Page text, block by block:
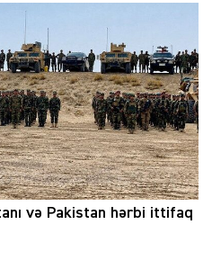
və Pakistan hərbi ittifaq